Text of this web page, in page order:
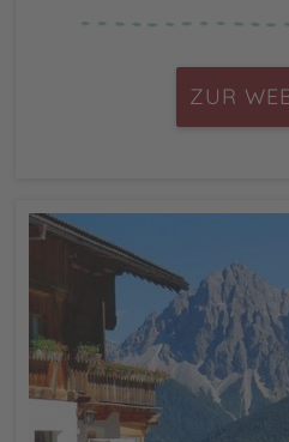
ZUR